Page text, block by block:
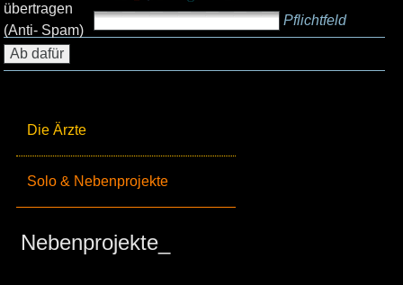
Die Ärzte
Solo & Nebenprojekte
Nebenprojekte_
übertragen
(Anti- Spam)
Pflichtfeld